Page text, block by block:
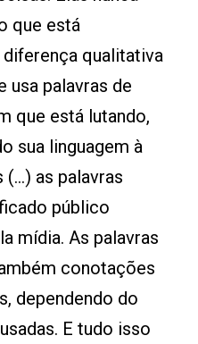
que está
qualitativa
usa palavras de
que está lutando,
sua linguagem à
as palavras
público
mídia. As palavras
conotações
dependendo do
E tudo isso